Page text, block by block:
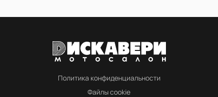
Политика конфиденциальности
Файлы cookie